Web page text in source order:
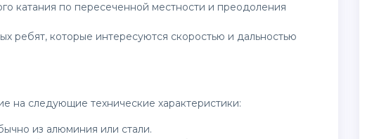
катания по пересеченной местности и преодоления
ребят, которые интересуются скоростью и дальностью
на следующие технические характеристики:
из алюминия или стали.